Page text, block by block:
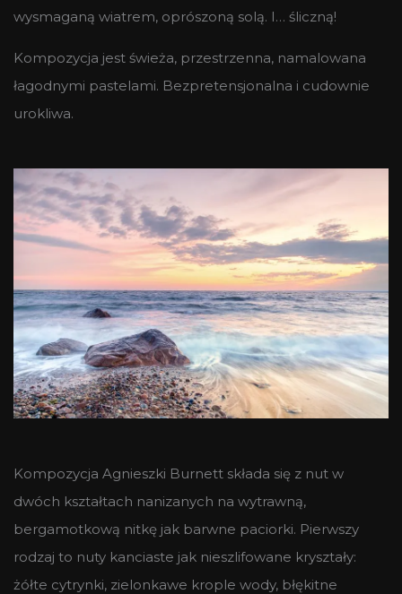
wysmaganą wiatrem, oprószoną solą. I… śliczną!
Kompozycja jest świeża, przestrzenna, namalowana
łagodnymi pastelami. Bezpretensjonalna i cudownie
urokliwa.
Kompozycja Agnieszki Burnett składa się z nut w
dwóch kształtach nanizanych na wytrawną,
bergamotkową nitkę jak barwne paciorki. Pierwszy
rodzaj to nuty kanciaste jak nieszlifowane kryształy:
żółte cytrynki, zielonkawe krople wody, błękitne